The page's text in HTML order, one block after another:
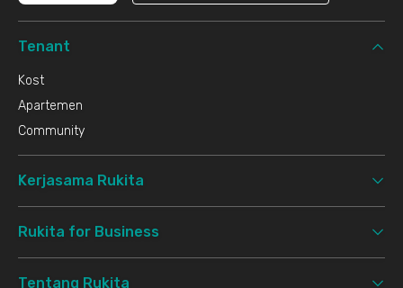
Tenant
Kost
Apartemen
Community
Kerjasama Rukita
Rukita for Business
Tentang Rukita